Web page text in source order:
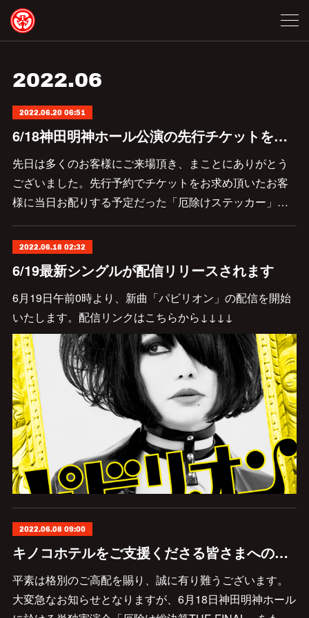
2022.06
2022.06.20 06:51
6/18神田明神ホール公演の先行チケットをお持ちのお客様へ
先日は多くのお客様にご来場頂き、まことにありがとう
ございました。先行予約でチケットをお求め頂いたお客
様に当日お配りする予定だった「厄除けステッカー」…
2022.06.18 02:32
6/19最新シングルが配信リリースされます
6月19日午前0時より、新曲「パビリオン」の配信を開始
いたします。配信リンクはこちらから↓↓↓↓
2022.06.08 09:00
キノコホテルをご支援くださる皆さまへの大切なお知らせ
平素は格別のご高配を賜り、誠に有り難うございます。
大変急なお知らせとなりますが、6月18日神田明神ホール